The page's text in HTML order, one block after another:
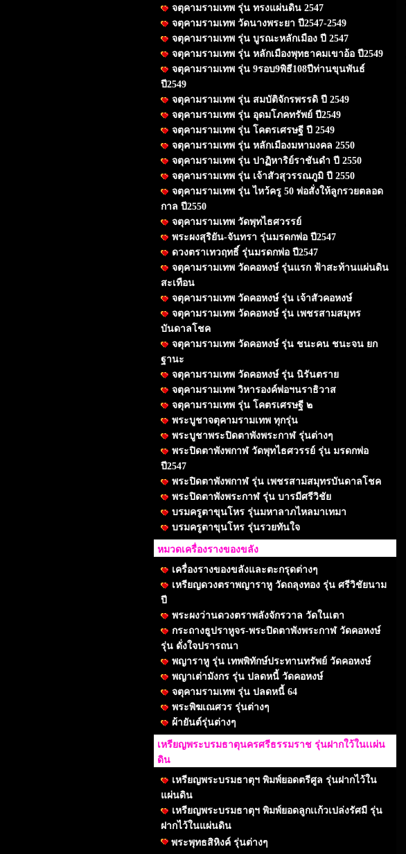
จตุคามรามเทพ รุ่น ทรงแผ่นดิน 2547
จตุคามรามเทพ วัดนางพระยา ปี2547-2549
จตุคามรามเทพ รุ่น บูรณะหลักเมือง ปี 2547
จตุคามรามเทพ รุ่น หลักเมืองพุทธาคมเขาอ้อ ปี2549
จตุคามรามเทพ รุ่น 9รอบ9พิธี108ปีท่านขุนพันธ์
ปี2549
จตุคามรามเทพ รุ่น สมบัติจักรพรรดิ ปี 2549
จตุคามรามเทพ รุ่น อุดมโภคทรัพย์ ปี2549
จตุคามรามเทพ รุ่น โคตรเศรษฐี ปี 2549
จตุคามรามเทพ รุ่น หลักเมืองมหามงคล 2550
จตุคามรามเทพ รุ่น ปาฏิหาริย์ราชันดำ ปี 2550
จตุคามรามเทพ รุ่น เจ้าสัวสุวรรณภูมิ ปี 2550
จตุคามรามเทพ รุ่น ไหว้ครู 50 พ่อสั่งให้ลูกรวยตลอด
กาล ปี2550
จตุคามรามเทพ วัดพุทไธศวรรย์
พระผงสุริยัน-จันทรา รุ่นมรดกพ่อ ปี2547
ดวงตราเทวฤทธิ์ รุ่นมรดกพ่อ ปี2547
จตุคามรามเทพ วัดคอหงษ์ รุ่นแรก ฟ้าสะท้านแผ่นดิน
สะเทือน
จตุคามรามเทพ วัดคอหงษ์ รุ่น เจ้าสัวคอหงษ์
จตุคามรามเทพ วัดคอหงษ์ รุ่น เพชรสามสมุทร
บันดาลโชค
จตุคามรามเทพ วัดคอหงษ์ รุ่น ชนะคน ชนะจน ยก
ฐานะ
จตุคามรามเทพ วัดคอหงษ์ รุ่น นิรันตราย
จตุคามรามเทพ วิหารองค์พ่อฯนราธิวาส
จตุคามรามเทพ รุ่น โคตรเศรษฐี ๒
พระบูชาจตุคามรามเทพ ทุกรุ่น
พระบูชาพระปิดตาพังพระกาฬ รุ่นต่างๆ
พระปิดตาพังพกาฬ วัดพุทไธศวรรย์ รุ่น มรดกพ่อ
ปี2547
พระปิดตาพังพกาฬ รุ่น เพชรสามสมุทรบันดาลโชค
พระปิดตาพังพระกาฬ รุ่น บารมีศรีวิชัย
บรมครูตาขุนโหร รุ่นมหาลาภไหลมาเทมา
บรมครูตาขุนโหร รุ่นรวยทันใจ
หมวดเครื่องรางของขลัง
เครื่องรางของขลังและตะกรุดต่างๆ
เหรียญดวงตราพญาราหู วัดถลุงทอง รุ่น ศรีวิชัยนาม
ปี
พระผงว่านดวงตราพลังจักรวาล วัดในเตา
กระถางธูปราหูจร-พระปิดตาพังพระกาฬ วัดคอหงษ์
รุ่น ดั่งใจปรารถนา
พญาราหู รุ่น เทพพิทักษ์ประทานทรัพย์ วัดคอหงษ์
พญาเต่ามังกร รุ่น ปลดหนี้ วัดคอหงษ์
จตุคามรามเทพ รุ่น ปลดหนี้ 64
พระพิฆเณศวร รุ่นต่างๆ
ผ้ายันต์รุ่นต่างๆ
เหรียญพระบรมธาตุนครศรีธรรมราช รุ่นฝากใว้ในเเผ่น
ดิน
เหรียญพระบรมธาตุฯ พิมพ์ยอดตรีศูล รุ่นฝากไว้ใน
แผ่นดิน
เหรียญพระบรมธาตุฯ พิมพ์ยอดลูกเเก้วเปล่งรัศมี รุ่น
ฝากไว้ในแผ่นดิน
พระพุทธสิหิงค์ รุ่นต่างๆ